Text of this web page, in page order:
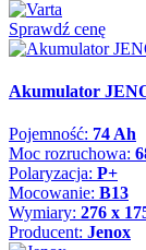
Sprawdź cenę
Akumulator
Pojemność: 74 Ah
Moc rozruchowa:
Polaryzacja: P+
Mocowanie: B13
Wymiary: 276 x
Producent: Jenox